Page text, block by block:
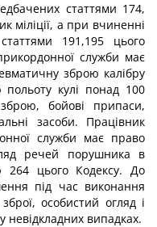
статтями 174,
міліції, а при вчиненні
191,195 цього
служби має
зброю калібру
польоту кулі понад 100
бойові припаси,
засоби. Працівник
служби має право
речей порушника в
264 цього Кодексу. До
під час виконання
особистий огляд і
невідкладних випадках.